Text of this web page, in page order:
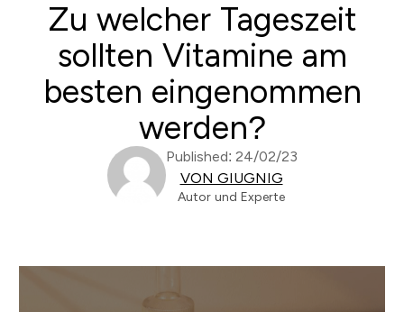
Zu welcher Tageszeit
sollten Vitamine am
besten eingenommen
werden?
Published: 24/02/23
VON GIUGNIG
Autor und Experte